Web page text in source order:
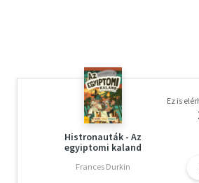
Histronauták - Az
egyiptomi kaland
Frances Durkin
Ez is